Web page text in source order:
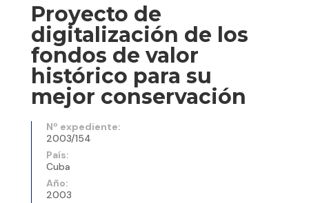
Proyecto de
digitalización de los
fondos de valor
histórico para su
mejor conservación
Nº expediente:
2003/154
País:
Cuba
Año:
2003